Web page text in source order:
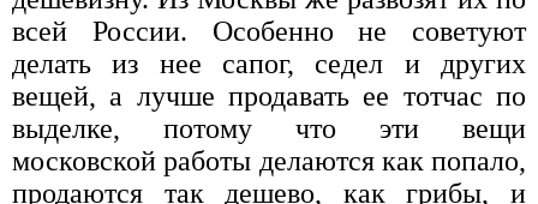
всей России. Особенно не советуют
делать из нее сапог, седел и других
вещей, а лучше продавать ее тотчас по
выделке, потому что эти вещи
московской работы делаются как попало,
продаются так дешево, как грибы, и